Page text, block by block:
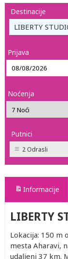
Destinacije
LIBERTY
Prijava
Noćenja
Putnici
2 Odrasli
Informacije
LIBERTY
Lokacija: 150 m
mesta Aharavi,
udaljeni 37 km.